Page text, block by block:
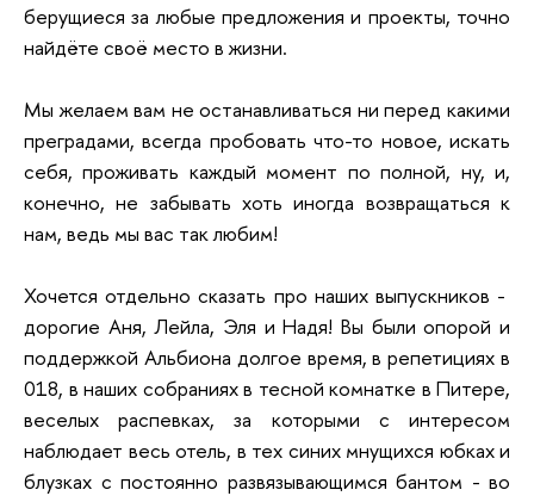
берущиеся за любые предложения и проекты, точно
найдёте своё место в жизни.
Мы желаем вам не останавливаться ни перед какими
преградами, всегда пробовать что-то новое, искать
себя, проживать каждый момент по полной, ну, и,
конечно, не забывать хоть иногда возвращаться к
нам, ведь мы вас так любим!
Хочется отдельно сказать про наших выпускников -
дорогие Аня, Лейла, Эля и Надя! Вы были опорой и
поддержкой Альбиона долгое время, в репетициях в
018, в наших собраниях в тесной комнатке в Питере,
веселых распевках, за которыми с интересом
наблюдает весь отель, в тех синих мнущихся юбках и
блузках с постоянно развязывающимся бантом - во